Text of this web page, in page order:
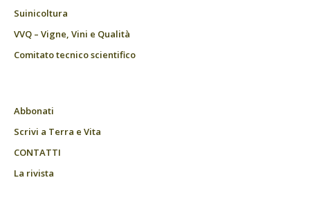
Suinicoltura
VVQ – Vigne, Vini e Qualità
Comitato tecnico scientifico
Abbonati
Scrivi a Terra e Vita
CONTATTI
La rivista